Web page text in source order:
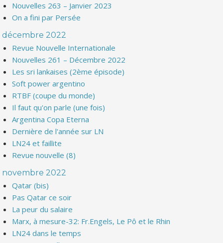
Nouvelles 263 – Janvier 2023
On a fini par Persée
décembre 2022
Revue Nouvelle Internationale
Nouvelles 261 – Décembre 2022
Les sri lankaises (2ème épisode)
Soft power argentino
RTBF (coupe du monde)
Il faut qu'on parle (une fois)
Argentina Copa Eterna
Dernière de l'année sur LN
LN24 et faillite
Revue nouvelle (8)
novembre 2022
Qatar (bis)
Pas Qatar ce soir
La peur du salaire
Marx, à mesure-32: Fr.Engels, Le Pô et le Rhin
LN24 dans le temps